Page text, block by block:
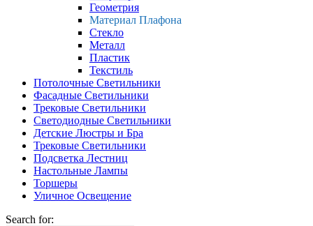
Геометрия
Материал Плафона
Стекло
Металл
Пластик
Текстиль
Потолочные Светильники
Фасадные Светильники
Трековые Светильники
Светодиодные Светильники
Детские Люстры и Бра
Трековые Светильники
Подсветка Лестниц
Настольные Лампы
Торшеры
Уличное Освещение
Search for: